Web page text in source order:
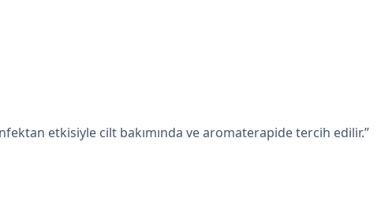
etkisiyle cilt bakımında ve aromaterapide tercih edilir.”